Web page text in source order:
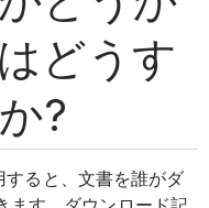
どうす
?
すると、文書を誰がダ